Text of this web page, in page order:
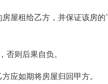
房屋租给乙方，并保证该房的`
否则后果自负。
应如期将房屋归回甲方。